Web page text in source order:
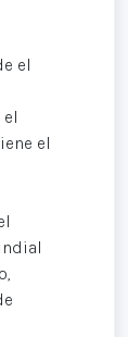
el
el